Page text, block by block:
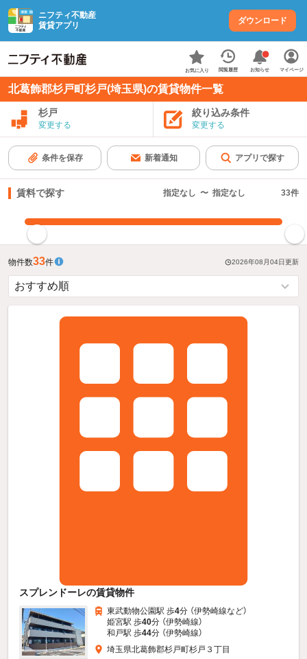
ニフティ不動産
賃貸アプリ
ダウンロード
お気に入り 閲覧履歴 お知らせ マイページ
北葛飾郡杉戸町杉戸(埼玉県)の賃貸物件一覧
杉戸
変更する
絞り込み条件
変更する
条件を保存 新着通知 アプリで探す
賃料で探す 指定なし 〜 指定なし 33件
物件数33件 2026年08月04日更新
スプレンドーレの賃貸物件
東武動物公園駅 歩4分 （伊勢崎線など）
姫宮駅 歩40分 （伊勢崎線）
和戸駅 歩44分 （伊勢崎線）
埼玉県北葛飾郡杉戸町杉戸３丁目